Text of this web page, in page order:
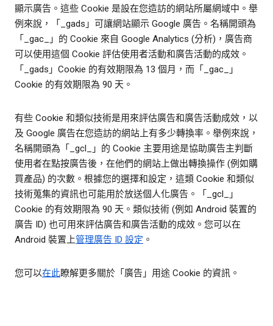
顯示廣告。這些 Cookie 是設在您造訪的網站所屬網域中。舉
例來說，「_gads」可讓網站顯示 Google 廣告。名稱開頭為
「_gac_」的 Cookie 來自 Google Analytics (分析)，廣告商
可以使用這個 Cookie 評估使用者活動和廣告活動的成效。
「_gads」Cookie 的有效期限為 13 個月，而「_gac_」
Cookie 的有效期限為 90 天。
有些 Cookie 和類似技術是用來評估廣告和廣告活動成效，以
及 Google 廣告在您造訪的網站上有多少轉換率。舉例來說，
名稱開頭為「_gcl_」的 Cookie 主要用途是協助廣告主判斷
使用者在點按廣告後，在他們的網站上做出轉換操作 (例如購
買產品) 的次數。根據您的選擇和設定，這類 Cookie 和類似
技術蒐集的資訊也可能用於放送個人化廣告。「_gcl_」
Cookie 的有效期限為 90 天。類似技術 (例如 Android 裝置的
廣告 ID) 也可用來評估廣告和廣告活動的成效。您可以在
Android 裝置上管理廣告 ID 設定 。
您可以在此瞭解更多關於「廣告」用途 Cookie 的資訊。